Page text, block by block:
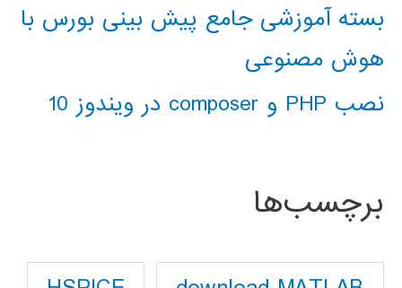
بسته آموزشی جامع پیش بینی بورس با
هوش مصنوعی
نصب PHP و composer در ویندوز 10
برچسب‌ها